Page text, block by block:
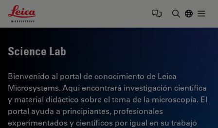
Leica Microsystems Logo
Science Lab
Bienvenido al portal de conocimiento de Leica
Microsystems. Aquí encontrará investigación científica
y material didáctico sobre el tema de la microscopía. El
portal ayuda a principiantes, profesionales
experimentados y científicos por igual en su trabajo